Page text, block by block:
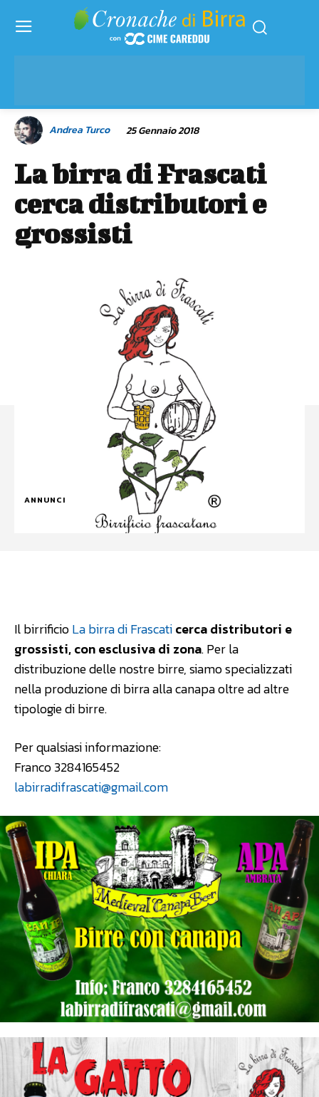
Andrea Turco 25 Gennaio 2018
La birra di Frascati
cerca distributori e
grossisti
ANNUNCI
Il birrificioLa birra di Frascaticerca distributori e
grossisti, con esclusiva di zona. Per la
distribuzione delle nostre birre, siamo specializzati
nella produzione di birra alla canapa oltre ad altre
tipologie di birre.
Per qualsiasi informazione:
Franco 3284165452
labirradifrascati@gmail.com